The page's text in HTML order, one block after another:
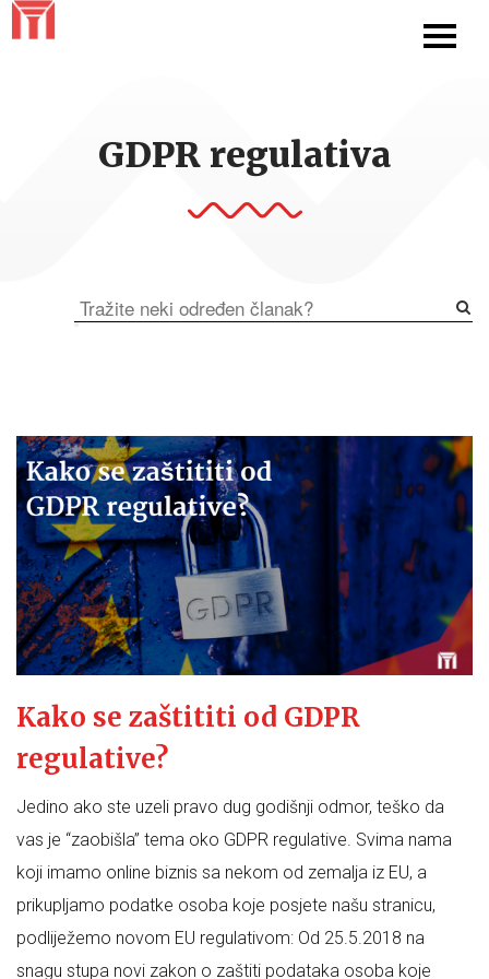
GDPR regulativa
Kako se zaštititi od GDPR
regulative?
Jedino ako ste uzeli pravo dug godišnji odmor, teško da
vas je “zaobišla” tema oko GDPR regulative. Svima nama
koji imamo online biznis sa nekom od zemalja iz EU, a
prikupljamo podatke osoba koje posjete našu stranicu,
podliježemo novom EU regulativom: Od 25.5.2018 na
snagu stupa novi zakon o zaštiti podataka osoba koje